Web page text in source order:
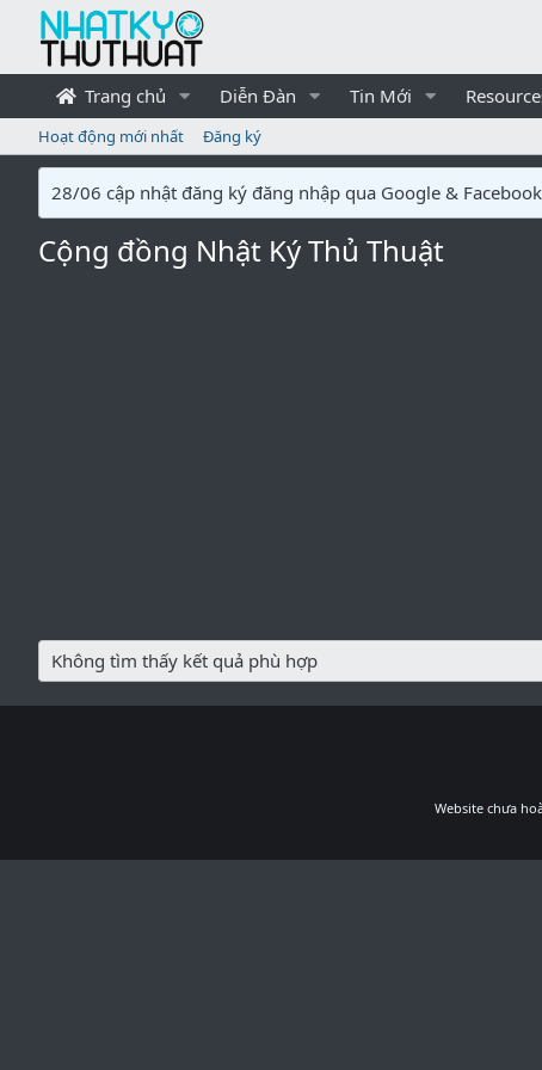
Trang chủ Diễn Đàn Tin Mới
Hoạt động mới nhất Đăng ký
28/06 cập nhật đăng ký đăng nhập qua Google & Facebook
Cộng đồng Nhật Ký Thủ Thuật
Không tìm thấy kết quả phù hợp
Website chưa